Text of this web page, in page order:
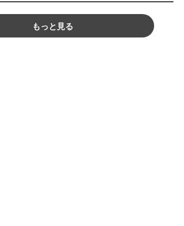
もっと見る